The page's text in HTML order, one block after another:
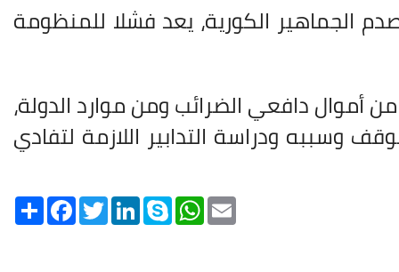
الجماهير الكورية، يعد فشلا للمنظومة
من أموال دافعي الضرائب ومن موارد الدولة،
وسببه ودراسة التدابير اللازمة لتفادي
Share FacebookTwitterLinkedInSkype WhatsApp